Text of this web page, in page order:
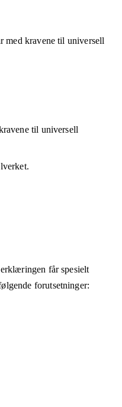
med kravene til universell
til universell
får spesielt
forutsetninger: